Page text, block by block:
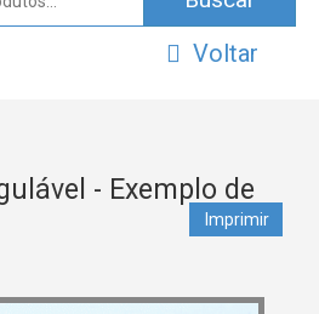
Voltar
- Exemplo de
Imprimir